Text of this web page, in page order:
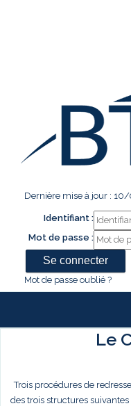
Dernière mise à jour :
Identifiant :
Mot de passe :
Mot de passe oublié ?
Le
Trois procédures de
des trois structures